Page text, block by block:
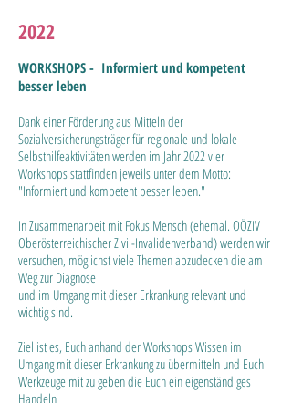
2022
WORKSHOPS - Informiert und kompetent
besser leben
Dank einer Förderung aus Mitteln der
Sozialversicherungsträger für regionale und lokale
Selbsthilfeaktivitäten werden im Jahr 2022 vier
Workshops stattfinden jeweils unter dem Motto:
"Informiert und kompetent besser leben."
In Zusammenarbeit mit Fokus Mensch (ehemal. OÖZIV
Oberösterreichischer Zivil-Invalidenverband) werden wir
versuchen, möglichst viele Themen abzudecken die am
Weg zur Diagnose
und im Umgang mit dieser Erkrankung relevant und
wichtig sind.
Ziel ist es, Euch anhand der Workshops Wissen im
Umgang mit dieser Erkrankung zu übermitteln und Euch
Werkzeuge mit zu geben die Euch ein eigenständiges
Handeln